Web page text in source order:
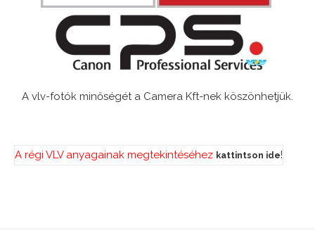
A vlv-fotók minőségét a Camera Kft-nek köszönhetjük.
A régi VLV anyagainak megtekintéséhez kattintson ide!